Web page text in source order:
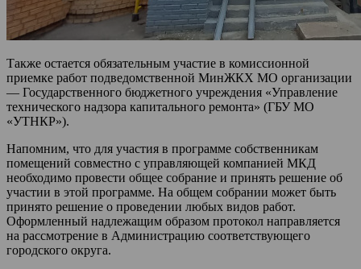
Также остается обязательным участие в комиссионной
приемке работ подведомственной МинЖКХ МО организации
— Государственного бюджетного учреждения «Управление
технического надзора капитального ремонта» (ГБУ МО
«УТНКР»).
Напомним, что для участия в программе собственникам
помещений совместно с управляющей компанией МКД
необходимо провести общее собрание и принять решение об
участии в этой программе. На общем собрании может быть
принято решение о проведении любых видов работ.
Оформленный надлежащим образом протокол направляется
на рассмотрение в Администрацию соответствующего
городского округа.